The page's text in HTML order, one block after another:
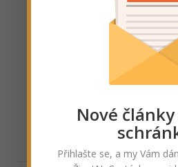
Tak na ty fotky se nemůžu
nádhera, ten smysl pro detail,
něco takového dokáže
to je něco neskutečného!
Nové
Přihlašte se, a my Vám